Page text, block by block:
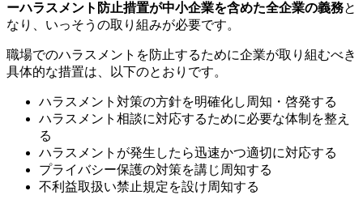
ーハラスメント防止措置が中小企業を含めた全企業の義務と
なり、いっそうの取り組みが必要です。
職場でのハラスメントを防止するために企業が取り組むべき
具体的な措置は、以下のとおりです。
ハラスメント対策の方針を明確化し周知・啓発する
ハラスメント相談に対応するために必要な体制を整え
る
ハラスメントが発生したら迅速かつ適切に対応する
プライバシー保護の対策を講じ周知する
不利益取扱い禁止規定を設け周知する